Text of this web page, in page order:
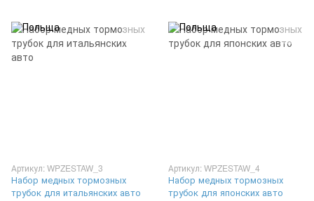
Артикул: WPZESTAW_3
Набор медных тормозных
трубок для итальянских авто
Артикул: WPZESTAW_4
Набор медных тормозных
трубок для японских авто